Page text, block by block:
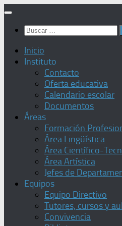
Saltar
contenido
Buscar:
Inicio
Instituto
Contacto
Oferta educativa
Calendario escolar
Documentos
Áreas
Formación
Área Lingüística
Área Científico-
Área Artística
Jefes de
Equipos
Equipo Directivo
Tutores, cursos y
Convivencia